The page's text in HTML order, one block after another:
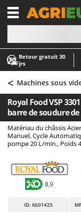
Retour gratuit 30
jrs
-1
A
Abris de jardin
Accessoires
Aérateurs
Arracheuses
Aspirateurs -
Aspirateurs à
Aspirateurs à
Aspirateurs de
Aspirateurs
A
AgriEuro
AgriEuro TOP-
AGT
Aima
Airmec
ALA 2000
Alce
< Machines sous
Royal Food VSP
barre de soudure de
Matériau du châssis
Manuel, Cycle
pompe 20 L/min., Poids
8,9
ID: K601425